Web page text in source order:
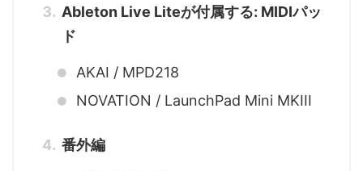
Ableton Live Liteが付属する: MIDIパッ
ド
AKAI / MPD218
NOVATION / LaunchPad Mini MKIII
番外編